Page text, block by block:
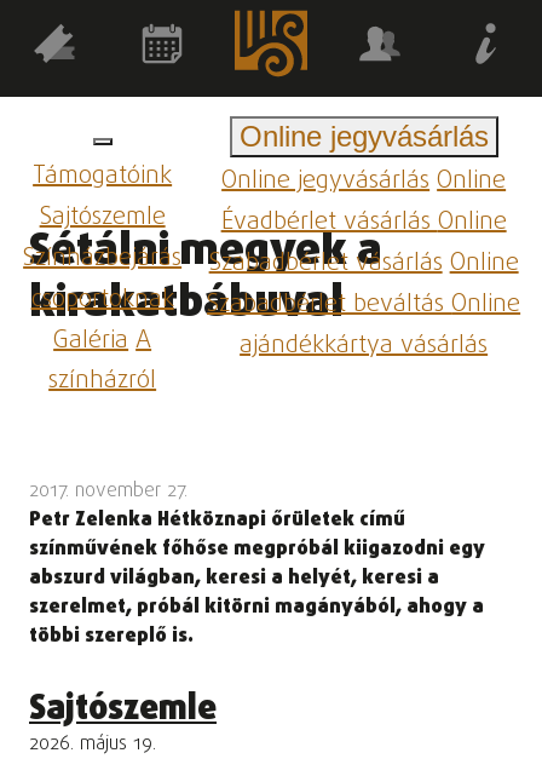
Támogatóink
Sajtószemle
Színházbejárás
csoportoknak
GalériaA
színházról
Online jegyvásárlás
Online jegyvásárlásOnline
Évadbérlet vásárlásOnline
Szabadbérlet vásárlásOnline
Szabadbérlet beváltásOnline
ajándékkártya vásárlás
Sétálni megyek a
kirakatbábuval
2017. november 27.
Petr Zelenka Hétköznapi őrületek című
színművének főhőse megpróbál kiigazodni egy
abszurd világban, keresi a helyét, keresi a
szerelmet, próbál kitörni magányából, ahogy a
többi szereplő is.
Sajtószemle
2026. május 19.